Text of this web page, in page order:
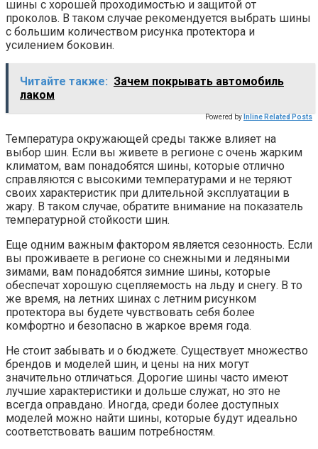
шины с хорошей проходимостью и защитой от
проколов. В таком случае рекомендуется выбрать шины
с большим количеством рисунка протектора и
усилением боковин.
Читайте также: Зачем покрывать автомобиль
лаком
Powered by Inline Related Posts
Температура окружающей среды также влияет на
выбор шин. Если вы живете в регионе с очень жарким
климатом, вам понадобятся шины, которые отлично
справляются с высокими температурами и не теряют
своих характеристик при длительной эксплуатации в
жару. В таком случае, обратите внимание на показатель
температурной стойкости шин.
Еще одним важным фактором является сезонность. Если
вы проживаете в регионе со снежными и ледяными
зимами, вам понадобятся зимние шины, которые
обеспечат хорошую сцепляемость на льду и снегу. В то
же время, на летних шинах с летним рисунком
протектора вы будете чувствовать себя более
комфортно и безопасно в жаркое время года.
Не стоит забывать и о бюджете. Существует множество
брендов и моделей шин, и цены на них могут
значительно отличаться. Дорогие шины часто имеют
лучшие характеристики и дольше служат, но это не
всегда оправдано. Иногда, среди более доступных
моделей можно найти шины, которые будут идеально
соответствовать вашим потребностям.